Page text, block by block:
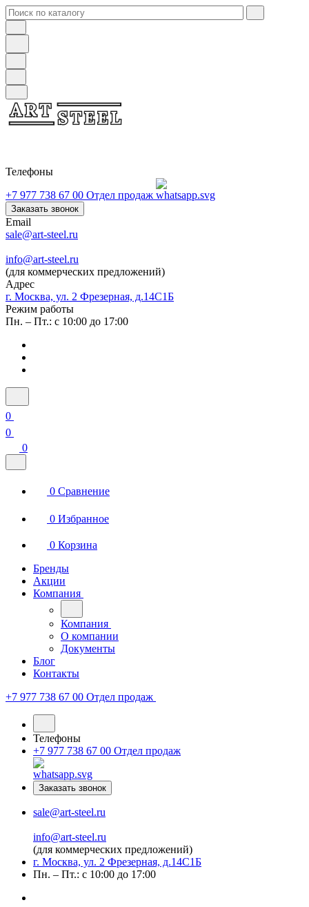
Телефоны
+7 977 738 67 00 Отдел продаж
Заказать звонок
Email
sale@art-steel.ru
info@art-steel.ru
(для коммерческих предложений)
Адрес
г. Москва, ул. 2 Фрезерная, д.14С1Б
Режим работы
Пн. – Пт.: с 10:00 до 17:00
0
0
0
0 Сравнение
0 Избранное
0 Корзина
Бренды
Акции
Компания
Компания
О компании
Документы
Блог
Контакты
+7 977 738 67 00 Отдел продаж
Телефоны
+7 977 738 67 00 Отдел продаж
Заказать звонок
sale@art-steel.ru
info@art-steel.ru
(для коммерческих предложений)
г. Москва, ул. 2 Фрезерная, д.14С1Б
Пн. – Пт.: с 10:00 до 17:00